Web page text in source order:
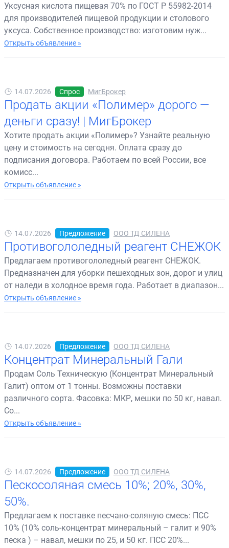
Уксусная кислота пищевая 70% по ГОСТ Р 55982-2014
для производителей пищевой продукции и столового
уксуса. Собственное производство: изготовим нуж...
Открыть объявление »
14.07.2026 Спрос МигБрокер
Продать акции «Полимер» дорого —
деньги сразу! | МигБрокер
Хотите продать акции «Полимер»? Узнайте реальную
цену и стоимость на сегодня. Оплата сразу до
подписания договора. Работаем по всей России, все
комисс...
Открыть объявление »
14.07.2026 Предложение ООО ТД СИЛЕНА
Противогололедный реагент СНЕЖОК
Предлагаем противогололедный реагент СНЕЖОК.
Предназначен для уборки пешеходных зон, дорог и улиц
от наледи в холодное время года. Работает в диапазон...
Открыть объявление »
14.07.2026 Предложение ООО ТД СИЛЕНА
Концентрат Минеральный Гали
Продам Соль Техническую (Концентрат Минеральный
Галит) оптом от 1 тонны. Возможны поставки
различного сорта. Фасовка: МКР, мешки по 50 кг, навал.
Со...
Открыть объявление »
14.07.2026 Предложение ООО ТД СИЛЕНА
Пескосоляная смесь 10%; 20%, 30%,
50%.
Предлагаем к поставке песчано-соляную смесь: ПСС
10% (10% соль-концентрат минеральный – галит и 90%
песка ) – навал, мешки по 25, и 50 кг. ПСС 20%...